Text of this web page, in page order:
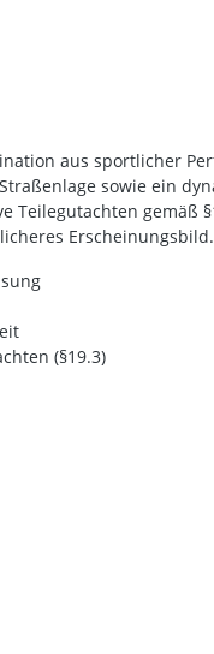
aus sportlicher
sowie ein
Erscheinungsbild.
(§19.3)